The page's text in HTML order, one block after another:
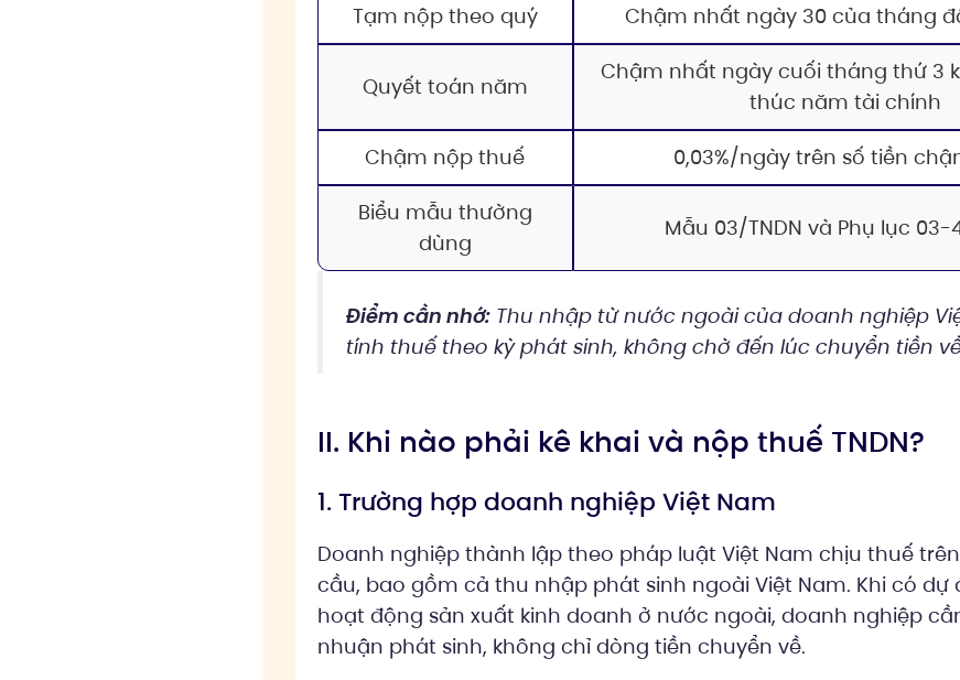
Tạm nộp theo quý Chậm nhất ngày 30 của tháng
Quyết toán năm
Chậm nhất ngày cuối tháng thứ 3
thúc năm tài chính
Chậm nộp thuế
0,03%/ngày trên số tiền
Biểu mẫu thường
dùng
Mẫu 03/TNDN và Phụ lục 03-
Điểm cần nhớ:Thu nhập từ nước ngoài của doanh nghiệp
tính thuế theo kỳ phát sinh, không chờ đến lúc chuyển tiền
II. Khi nào phải kê khai và nộp thuế TNDN?
1. Trường hợp doanh nghiệp Việt Nam
Doanh nghiệp thành lập theo pháp luật Việt Nam chịu thuế
cầu, bao gồm cả thu nhập phát sinh ngoài Việt Nam. Khi có dự
hoạt động sản xuất kinh doanh ở nước ngoài, doanh nghiệp
nhuận phát sinh, không chỉ dòng tiền chuyển về.